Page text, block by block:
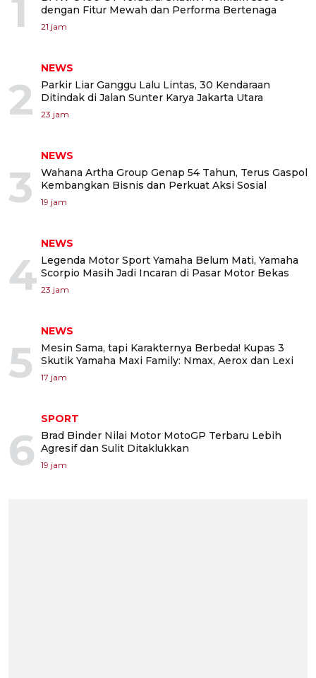
1
dengan Fitur Mewah dan Performa Bertenaga
21 jam
2
NEWS
Parkir Liar Ganggu Lalu Lintas, 30 Kendaraan
Ditindak di Jalan Sunter Karya Jakarta Utara
23 jam
3
NEWS
Wahana Artha Group Genap 54 Tahun, Terus Gaspol
Kembangkan Bisnis dan Perkuat Aksi Sosial
19 jam
4
NEWS
Legenda Motor Sport Yamaha Belum Mati, Yamaha
Scorpio Masih Jadi Incaran di Pasar Motor Bekas
23 jam
5
NEWS
Mesin Sama, tapi Karakternya Berbeda! Kupas 3
Skutik Yamaha Maxi Family: Nmax, Aerox dan Lexi
17 jam
6
SPORT
Brad Binder Nilai Motor MotoGP Terbaru Lebih
Agresif dan Sulit Ditaklukkan
19 jam